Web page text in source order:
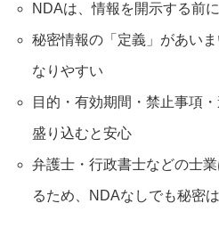
NDAは、情報を開示する前
秘密情報の「定義」があい
なりやすい
目的・有効期間・禁止事項
盛り込むと安心
弁護士・行政書士などの士
るため、NDAなしでも秘密